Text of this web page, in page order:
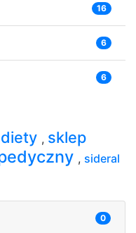
16
6
6
, sklep
, sideral
0